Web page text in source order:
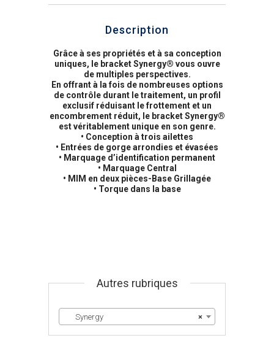
Description
Grâce à ses propriétés et à sa conception
uniques, le bracket Synergy® vous ouvre
de multiples perspectives.
En offrant à la fois de nombreuses options
de contrôle durant le traitement, un profil
exclusif réduisant le frottement et un
encombrement réduit, le bracket Synergy®
est véritablement unique en son genre.
• Conception à trois ailettes
• Entrées de gorge arrondies et évasées
• Marquage d’identification permanent
• Marquage Central
• MIM en deux pièces-Base Grillagée
• Torque dans la base
Autres rubriques
×
Synergy